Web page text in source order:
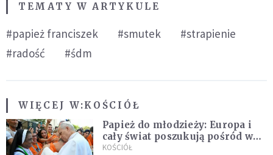
TEMATY W ARTYKULE
#papież franciszek #smutek
#strapienie
#radość
#śdm
WIĘCEJ W:KOŚCIÓŁ
Papież do młodzieży: Europa i
cały świat poszukują pośród was
nowych świętych
KOŚCIÓŁ